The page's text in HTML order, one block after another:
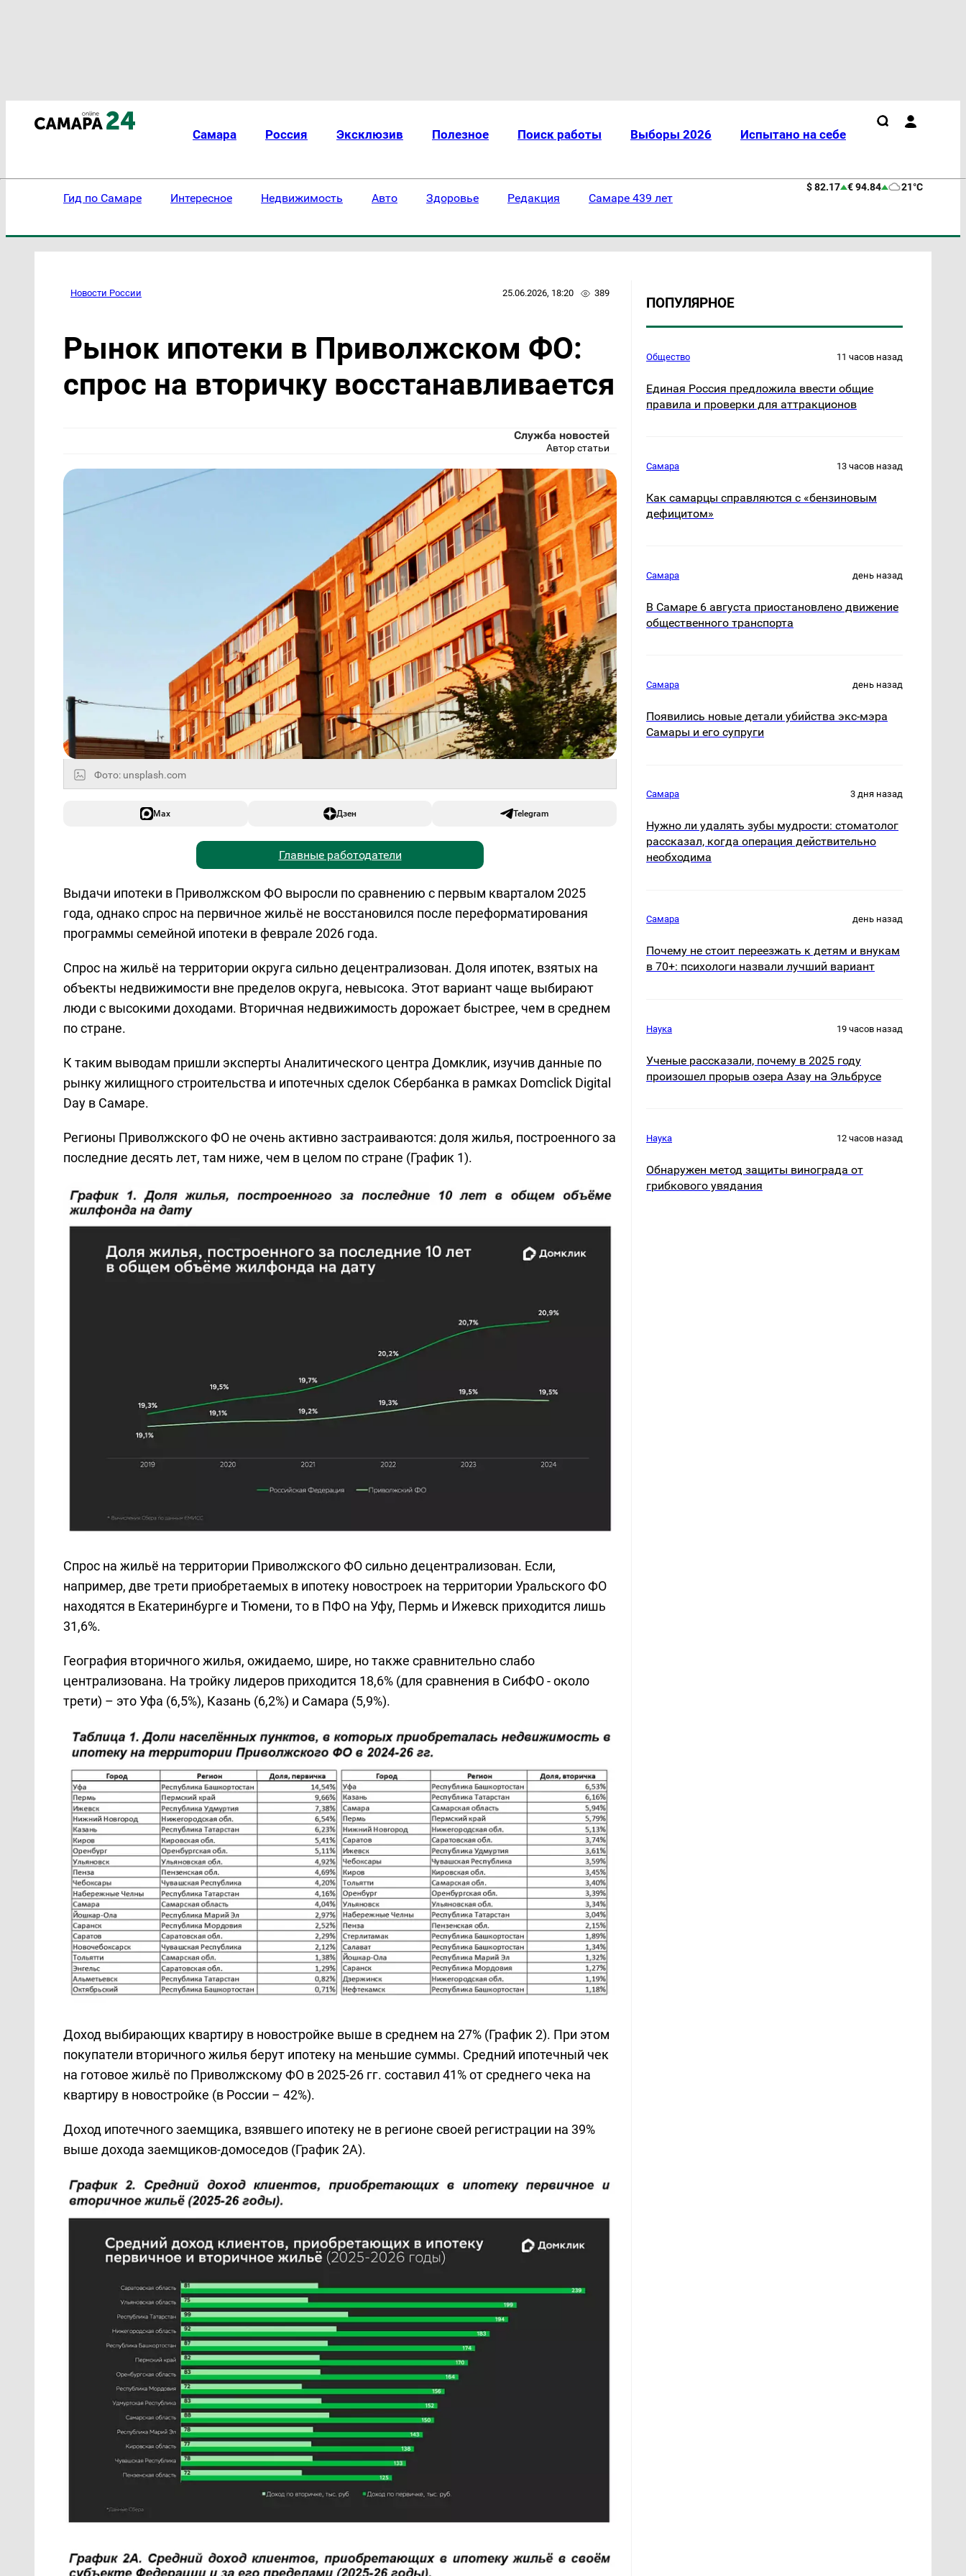
Самара Россия Эксклюзив Полезное Поиск работы Выборы 2026 Испытано на себе
Гид по Самаре Интересное Недвижимость Авто Здоровье Редакция Самаре 439 лет
$ 82.17 € 94.84 21°C
Новости России 25.06.2026, 18:20 389
Рынок ипотеки в Приволжском ФО:
спрос на вторичку восстанавливается
Служба новостей
Автор статьи
Фото: unsplash.com
Max Дзен Telegram
Главные работодатели
Выдачи ипотеки в Приволжском ФО выросли по сравнению с первым кварталом 2025
года, однако спрос на первичное жильё не восстановился после переформатирования
программы семейной ипотеки в феврале 2026 года.
Спрос на жильё на территории округа сильно децентрализован. Доля ипотек, взятых на
объекты недвижимости вне пределов округа, невысока. Этот вариант чаще выбирают
люди с высокими доходами. Вторичная недвижимость дорожает быстрее, чем в среднем
по стране.
К таким выводам пришли эксперты Аналитического центра Домклик, изучив данные по
рынку жилищного строительства и ипотечных сделок Сбербанка в рамках Domclick Digital
Day в Самаре.
Регионы Приволжского ФО не очень активно застраиваются: доля жилья, построенного за
последние десять лет, там ниже, чем в целом по стране (График 1).
Спрос на жильё на территории Приволжского ФО сильно децентрализован. Если,
например, две трети приобретаемых в ипотеку новостроек на территории Уральского ФО
находятся в Екатеринбурге и Тюмени, то в ПФО на Уфу, Пермь и Ижевск приходится лишь
31,6%.
География вторичного жилья, ожидаемо, шире, но также сравнительно слабо
централизована. На тройку лидеров приходится 18,6% (для сравнения в СибФО - около
трети) – это Уфа (6,5%), Казань (6,2%) и Самара (5,9%).
Доход выбирающих квартиру в новостройке выше в среднем на 27% (График 2). При этом
покупатели вторичного жилья берут ипотеку на меньшие суммы. Средний ипотечный чек
на готовое жильё по Приволжскому ФО в 2025-26 гг. составил 41% от среднего чека на
квартиру в новостройке (в России – 42%).
Доход ипотечного заемщика, взявшего ипотеку не в регионе своей регистрации на 39%
выше дохода заемщиков-домоседов (График 2А).
ПОПУЛЯРНОЕ
Общество 11 часов назад
Единая Россия предложила ввести общие
правила и проверки для аттракционов
Самара 13 часов назад
Как самарцы справляются с «бензиновым
дефицитом»
Самара день назад
В Самаре 6 августа приостановлено движение
общественного транспорта
Самара день назад
Появились новые детали убийства экс-мэра
Самары и его супруги
Самара 3 дня назад
Нужно ли удалять зубы мудрости: стоматолог
рассказал, когда операция действительно
необходима
Самара день назад
Почему не стоит переезжать к детям и внукам
в 70+: психологи назвали лучший вариант
Наука 19 часов назад
Ученые рассказали, почему в 2025 году
произошел прорыв озера Азау на Эльбрусе
Наука 12 часов назад
Обнаружен метод защиты винограда от
грибкового увядания